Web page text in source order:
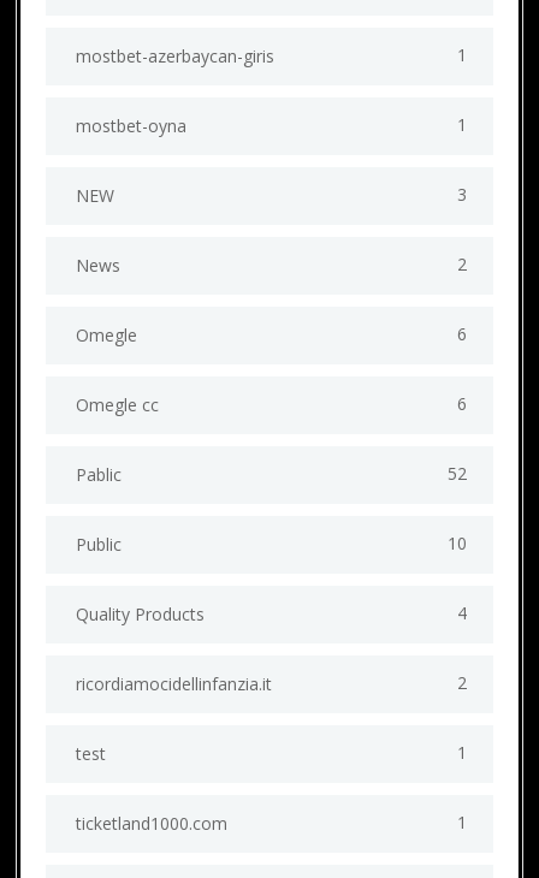
mostbet-azerbaycan-giris 1
mostbet-oyna 1
NEW 3
News 2
Omegle 6
Omegle cc 6
Pablic 52
Public 10
Quality Products 4
ricordiamocidellinfanzia.it 2
test 1
ticketland1000.com 1